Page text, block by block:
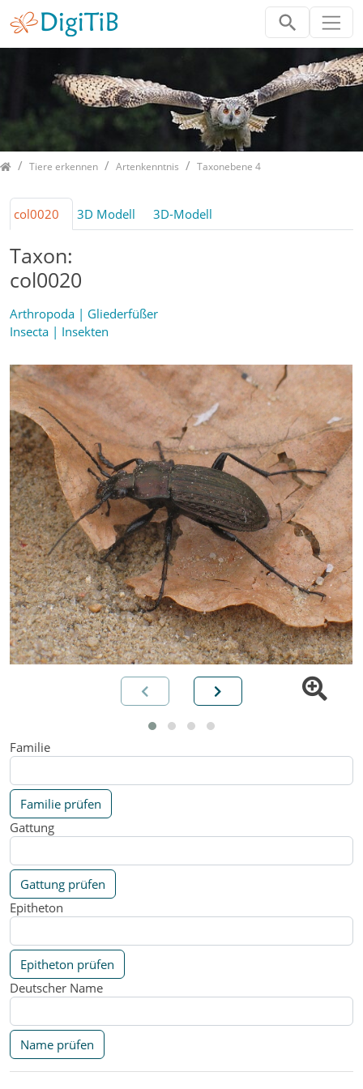
HomeTiere erkennen Artenkenntnis Taxonebene 4
col0020 3D Modell 3D-Modell
Taxon:
col0020
Arthropoda | Gliederfüßer
Insecta | Insekten
Familie
Familie prüfen
Gattung
Gattung prüfen
Epitheton
Epitheton prüfen
Deutscher Name
Name prüfen